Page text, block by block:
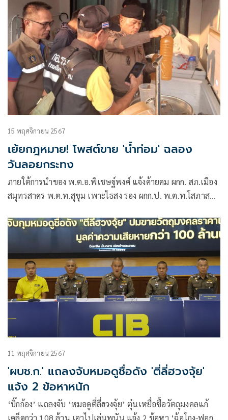
15 พฤศจิกายน 2567
เย้ยกฎหมาย! โพสต์ขาย 'น้ำท่อม' ฉลอง
วันลอยกระทง
ภายใต้การนำของ พ.ต.อ.พิเชษฐ์พงศ์ แจ้งค้ายคม ผกก. สภ.เมือง
สมุทรสาคร พ.ต.ท.สุขุม เพาะไธสง รอง ผกก.ป. พ.ต.ท.โสภาส
11 พฤศจิกายน 2567
'ผบช.ก.' แถลงจับหมอดูชื่อดัง 'ตี่ลี่ฮวงจุ้ย'
แจ้ง 2 ข้อหาหนัก
‘บิ๊กก้อง’ แถลงจับ ‘หมอดูตี่ลี่ฮวงจุ้ย’ ตุ๋นเหยื่อซื้อวัตถุมงคลแก้
เคล็ดกว่า 108 ล้าน เอาไปเล่นพนัน แจ้ง 2 ข้อหา ‘ฉ้อโกง-ฟอก